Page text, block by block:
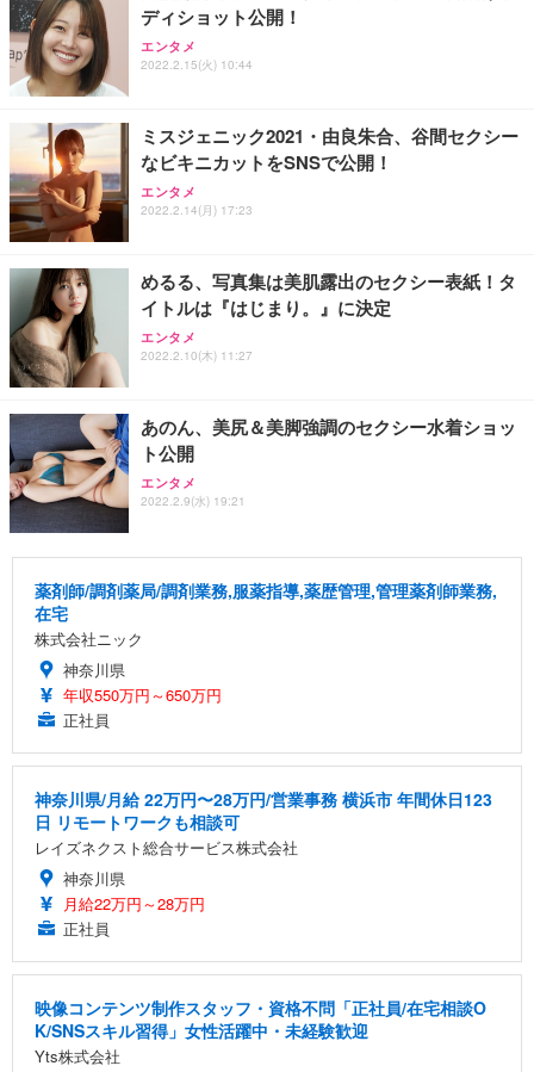
ディショット公開！
エンタメ
2022.2.15(火) 10:44
ミスジェニック2021・由良朱合、谷間セクシー
なビキニカットをSNSで公開！
エンタメ
2022.2.14(月) 17:23
めるる、写真集は美肌露出のセクシー表紙！タ
イトルは『はじまり。』に決定
エンタメ
2022.2.10(木) 11:27
あのん、美尻＆美脚強調のセクシー水着ショッ
ト公開
エンタメ
2022.2.9(水) 19:21
薬剤師/調剤薬局/調剤業務,服薬指導,薬歴管理,管理薬剤師業務,
在宅
株式会社ニック
神奈川県
年収550万円～650万円
正社員
神奈川県/月給 22万円〜28万円/営業事務 横浜市 年間休日123
日 リモートワークも相談可
レイズネクスト総合サービス株式会社
神奈川県
月給22万円～28万円
正社員
映像コンテンツ制作スタッフ・資格不問「正社員/在宅相談O
K/SNSスキル習得」女性活躍中・未経験歓迎
Yts株式会社